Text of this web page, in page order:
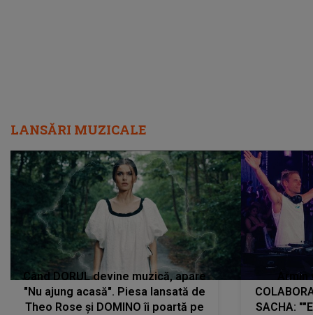
LANSĂRI MUZICALE
Când DORUL devine muzică, apare
"Nu ajung acasă". Piesa lansată de
Theo Rose și DOMINO îi poartă pe
SACHA: